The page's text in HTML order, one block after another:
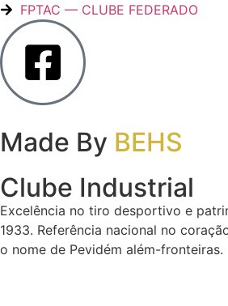
FPTAC — CLUBE FEDERADO
Made By BEHS
Clube Industrial
Excelência no tiro desportivo e
1933. Referência nacional no
o nome de Pevidém além-fronteiras.